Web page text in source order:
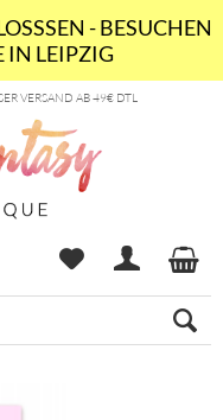
- BESUCHEN
IN LEIPZIG
VERSAND AB 49€ DTL